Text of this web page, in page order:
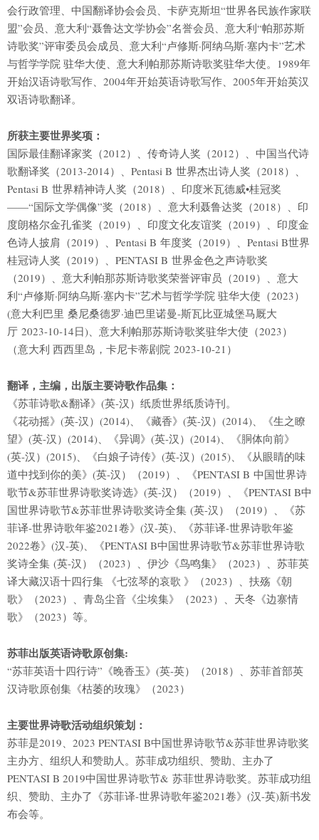
会行政管理、中国翻译协会会员、卡萨克斯坦“世界各民族作家联
盟”会员、意大利“聂鲁达文学协会”名誉会员、意大利“帕那苏斯
诗歌奖”评审委员会成员、意大利“卢修斯·阿纳乌斯·塞内卡”艺术
与哲学学院 驻华大使、意大利帕那苏斯诗歌奖驻华大使。1989年
开始汉语诗歌写作、2004年开始英语诗歌写作、2005年开始英汉
双语诗歌翻译。
所获主要世界奖项：
国际最佳翻译家奖（2012）、传奇诗人奖（2012）、中国当代诗
歌翻译奖（2013-2014）、Pentasi B 世界杰出诗人奖（2018）、
Pentasi B 世界精神诗人奖（2018）、印度米瓦德威•桂冠奖
——“国际文学偶像”奖（2018）、意大利聂鲁达奖（2018）、印
度朗格尔金孔雀奖（2019）、印度文化友谊奖（2019）、印度金
色诗人披肩（2019）、Pentasi B 年度奖（2019）、Pentasi B世界
桂冠诗人奖（2019）、PENTASI B 世界金色之声诗歌奖
（2019）、意大利帕那苏斯诗歌奖荣誉评审员（2019）、意大
利“卢修斯·阿纳乌斯·塞内卡”艺术与哲学学院 驻华大使（2023）
(意大利巴里 桑尼桑德罗·迪巴里诺曼-斯瓦比亚城堡马厩大
厅 2023-10-14日)、意大利帕那苏斯诗歌奖驻华大使（2023）
（意大利 西西里岛，卡尼卡蒂剧院 2023-10-21）
翻译，主编，出版主要诗歌作品集：
《苏菲诗歌&翻译》(英-汉）纸质世界纸质诗刊。
《花动摇》(英-汉）(2014)、《藏香》(英-汉）(2014)、《生之瞭
望》(英-汉）(2014)、《异调》(英-汉）(2014)、《胴体向前》
(英-汉）(2015)、《白娘子诗传》(英-汉）(2015)、《从眼睛的味
道中找到你的美》(英-汉）（2019）、《PENTASI B 中国世界诗
歌节&苏菲世界诗歌奖诗选》(英-汉）（2019）、《PENTASI B中
国世界诗歌节&苏菲世界诗歌奖诗全集 (英-汉）（2019）、《苏
菲译-世界诗歌年鉴2021卷》(汉-英)、《苏菲译-世界诗歌年鉴
2022卷》(汉-英)、《PENTASI B中国世界诗歌节&苏菲世界诗歌
奖诗全集 (英-汉）（2023）、伊沙《鸟鸣集》（2023）、苏菲英
译大藏汉语十四行集 《七弦琴的哀歌 》（2023）、扶殇《朝
歌》（2023）、青岛尘音《尘埃集》（2023）、天冬《边寨情
歌》（2023）等。
苏菲出版英语诗歌原创集:
“苏菲英语十四行诗”《晚香玉》(英-英）（2018）、苏菲首部英
汉诗歌原创集《枯萎的玫瑰》（2023）
主要世界诗歌活动组织策划：
苏菲是2019、2023 PENTASI B中国世界诗歌节&苏菲世界诗歌奖
主办方、组织人和赞助人。苏菲成功组织、赞助、主办了
PENTASI B 2019中国世界诗歌节& 苏菲世界诗歌奖。苏菲成功组
织、赞助、主办了《苏菲译-世界诗歌年鉴2021卷》(汉-英)新书发
布会等。